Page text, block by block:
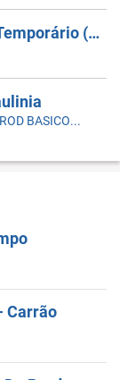
Atendente De Padaria - Temporário (Alto Da XV)
COBASI COMERCIO DE PROD BASICOS E INDUSTRIALIZADOS LTDA
Carrão